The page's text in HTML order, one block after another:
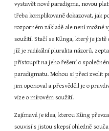
vystavět nové paradigma, novou
třeba komplikovaně dokazovat, jak
rozporném základě ale není možné
soužití. Stačí se Künga, který je
jíž je radikální pluralita názorů,
přistoupit na jeho řešení o
paradigmatu. Mohou si přeci zvolit
jim oponoval a přesvědčil je o
vize o mírovém soužití.
Zajímavá je idea, kterou Küng
souvisí s jistou skepsí ohledně